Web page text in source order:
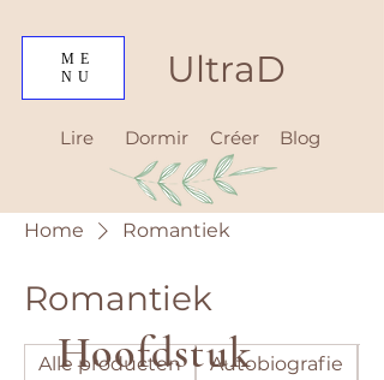
ME
NU
UltraD
Lire Créer
Dormir Blog
Home Romantiek
Romantiek
Alle producten Autobiografie
Hoofdstuk